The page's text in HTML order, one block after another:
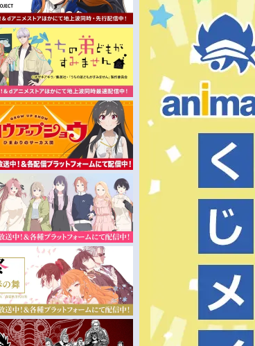
秋アニメ
冬アニメ